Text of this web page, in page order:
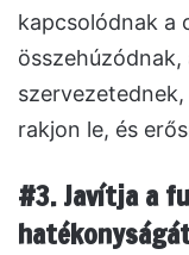
kapcsolódnak a
rakjon le, és
#3. Javítja a